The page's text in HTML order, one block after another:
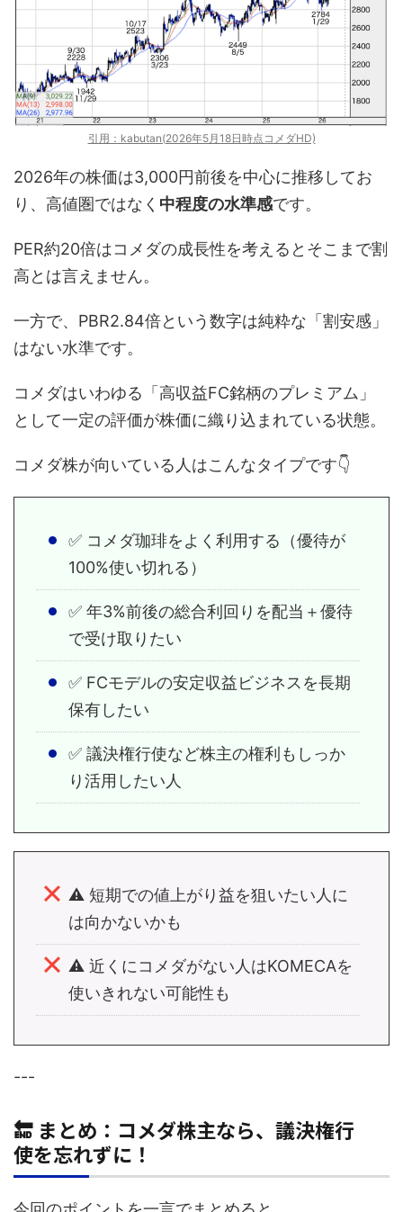
引用：kabutan(2026年5月18日時点コメダHD)
2026年の株価は3,000円前後を中心に推移してお
り、高値圏ではなく 中程度の水準感です。
PER約20倍はコメダの成長性を考えるとそこまで割
高とは言えません。
一方で、PBR2.84倍という数字は純粋な「割安感」
はない水準です。
コメダはいわゆる「高収益FC銘柄のプレミアム」
として一定の評価が株価に織り込まれている状態。
コメダ株が向いている人はこんなタイプです👇
✅ コメダ珈琲をよく利用する（優待が
100%使い切れる）
✅ 年3%前後の総合利回りを配当＋優待
で受け取りたい
✅ FCモデルの安定収益ビジネスを長期
保有したい
✅ 議決権行使など株主の権利もしっか
り活用したい人
⚠️ 短期での値上がり益を狙いたい人に
は向かないかも
⚠️ 近くにコメダがない人はKOMECAを
使いきれない可能性も
---
🔚 まとめ：コメダ株主なら、議決権行
使を忘れずに！